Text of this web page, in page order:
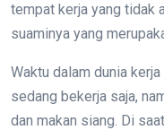
tempat kerja yang tidak
suaminya yang
Waktu dalam dunia
sedang bekerja saja,
dan makan siang. Di